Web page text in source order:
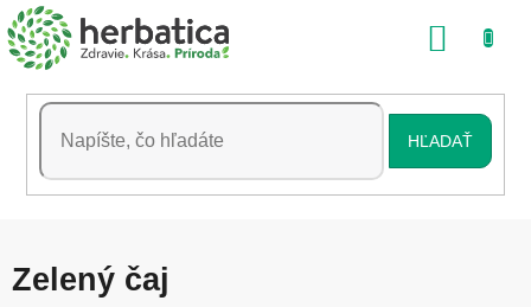
Prejsť
na
obsah
HĽADAŤ
Zelený čaj